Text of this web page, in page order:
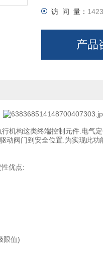
访 问 量： 1423
产品
机构这类终端控制元件.电气
动阀门到安全位置.为实现此功
优点:
限值)